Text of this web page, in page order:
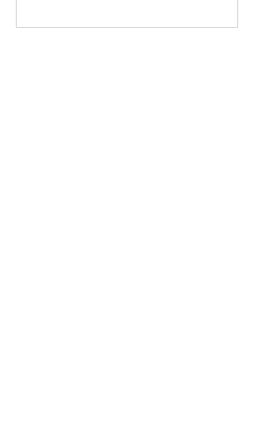
gatunków i przemyślany projekt